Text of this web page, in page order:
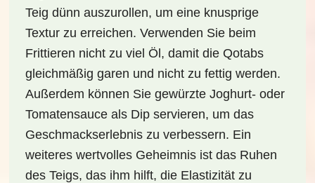
Teig dünn auszurollen, um eine knusprige
Textur zu erreichen. Verwenden Sie beim
Frittieren nicht zu viel Öl, damit die Qotabs
gleichmäßig garen und nicht zu fettig werden.
Außerdem können Sie gewürzte Joghurt- oder
Tomatensauce als Dipservieren, um das
Geschmackserlebnis zu verbessern. Ein
weiteres wertvolles Geheimnis ist das Ruhen
des Teigs, das ihm hilft, die Elastizität zu